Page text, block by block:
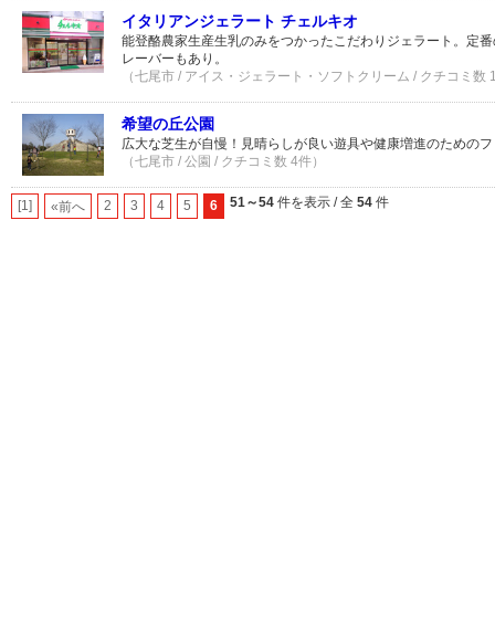
イタリアンジェラート チェルキオ
能登酪農家生産生乳のみをつかったこだわりジェラート。定
レーバーもあり。
（七尾市 / アイス・ジェラート・ソフトクリーム / クチコミ数
希望の丘公園
広大な芝生が自慢！見晴らしが良い遊具や健康増進のための
（七尾市 / 公園 / クチコミ数 4件）
[1] «前へ 2 3 4 5 6 51～54 件を表示 / 全 54 件